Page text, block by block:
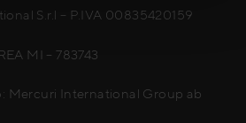
S.r.l – P.IVA 00835420159
REA MI – 783743
Mercuri International Group ab